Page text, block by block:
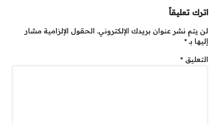
اترك تعليقاً
لن يتم نشر عنوان بريدك الإلكتروني. الحقول الإلزامية مشار
إليها بـ*
التعليق *